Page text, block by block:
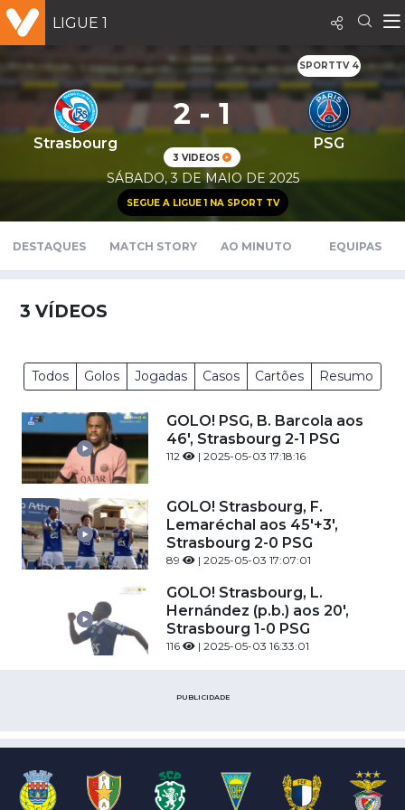
LIGUE 1
SPORTTV 4
Strasbourg
2 - 1
3 VIDEOS
PSG
SÁBADO, 3 DE MAIO DE 2025
SEGUE A LIGUE 1 NA SPORT TV
DESTAQUES MATCH STORY AO MINUTO EQUIPAS
3 VÍDEOS
Todos Golos Jogadas Casos Cartões Resumo
GOLO! PSG, B. Barcola aos
46', Strasbourg 2-1 PSG
112 | 2025-05-03 17:18:16
GOLO! Strasbourg, F.
Lemaréchal aos 45'+3',
Strasbourg 2-0 PSG
89 | 2025-05-03 17:07:01
GOLO! Strasbourg, L.
Hernández (p.b.) aos 20',
Strasbourg 1-0 PSG
116 | 2025-05-03 16:33:01
PUBLICIDADE